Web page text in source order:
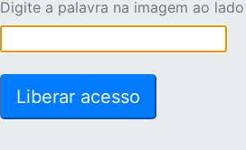
Digite a palavra na imagem ao